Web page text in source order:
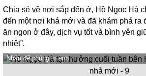
Chia sẻ về nơi sắp đến ở, Hồ Ngọc Hà
đến một nơi khá mới và đã khám phá ra
ăn ngon ở đây, dịch vụ tốt và bình yên
nhiệt”.
Nhấn để phóng to ảnh